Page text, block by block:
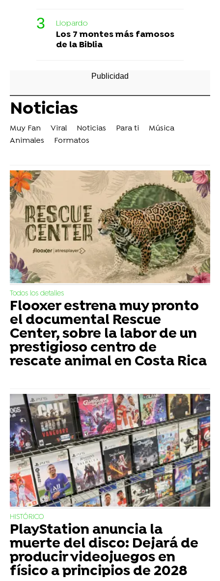
Liopardo
Los 7 montes más famosos
de la Biblia
Noticias
Muy Fan Viral Noticias Para ti
Música
Animales
Formatos
Todos los detalles
Flooxer estrena muy pronto
el documental Rescue
Center, sobre la labor de un
prestigioso centro de
rescate animal en Costa Rica
HISTÓRICO
PlayStation anuncia la
muerte del disco: Dejará de
producir videojuegos en
físico a principios de 2028